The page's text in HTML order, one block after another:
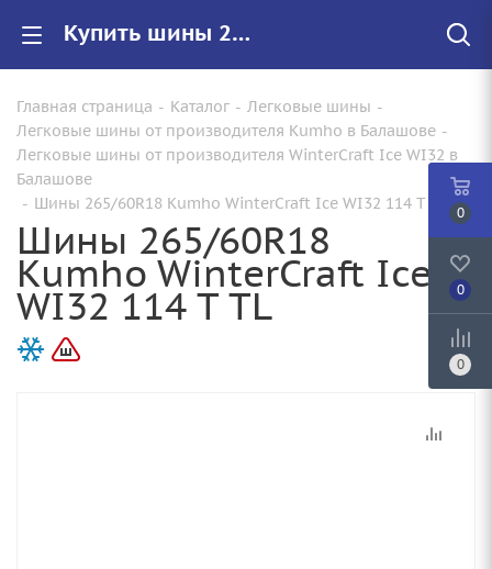
Купить шины 265/60R18 Kumho WinterCraft Ice WI32 114 T TL |Арт.2354433 по цене от 14770.00 руб. в Балашове с доставкой
Главная страница - Каталог - Легковые шины -
Легковые шины от производителя Kumho в Балашове -
Легковые шины от производителя WinterCraft Ice WI32 в
Балашове
- Шины 265/60R18 Kumho WinterCraft Ice WI32 114 T TL
Шины 265/60R18
Kumho WinterCraft Ice
WI32 114 T TL
0
0
0